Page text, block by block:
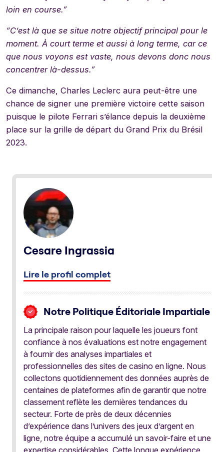
loin en course.”
“C’est là que se situe notre objectif principal pour le
moment. À court terme et aussi à long terme, car ce
que nous voyons est vaste, nous devons donc nous
concentrer là-dessus.”
Ce dimanche, Charles Leclerc aura peut-être une
chance de signer une première victoire cette saison
puisque le pilote Ferrari s’élance depuis la deuxième
place sur la grille de départ du Grand Prix du Brésil
2023.
Cesare Ingrassia
Lire le profil complet
Notre Politique Éditoriale Impartiale
La principale raison pour laquelle les joueurs font
confiance à nos évaluations est notre engagement
à fournir des analyses impartiales et
professionnelles des sites de casino en ligne. Nous
collectons quotidiennement des données auprès de
centaines de plateformes afin de garantir que notre
classement reflète les dernières tendances du
secteur. Forte de près de deux décennies
d’expérience dans l’univers des jeux d’argent en
ligne, notre équipe a accumulé un savoir-faire et une